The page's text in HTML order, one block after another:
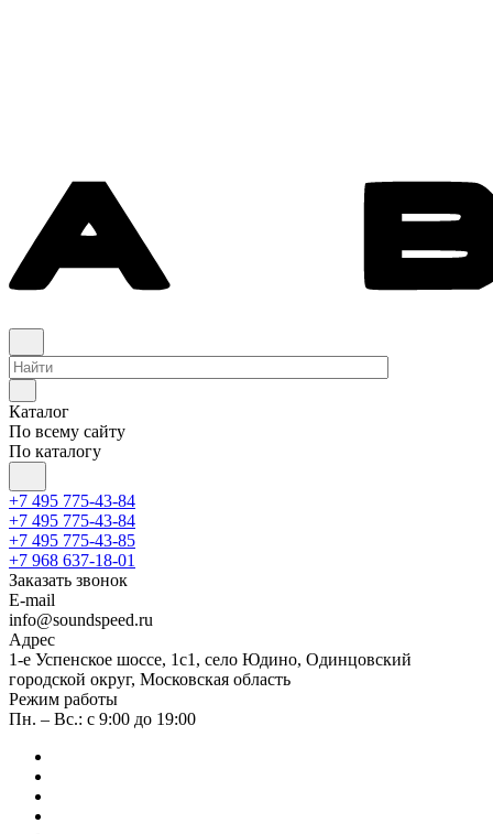
Каталог
По всему сайту
По каталогу
+7 495 775-43-84
+7 495 775-43-84
+7 495 775-43-85
+7 968 637-18-01
Заказать звонок
E-mail
info@soundspeed.ru
Адрес
1-е Успенское шоссе, 1с1, село Юдино, Одинцовский
городской округ, Московская область
Режим работы
Пн. – Вс.: с 9:00 до 19:00